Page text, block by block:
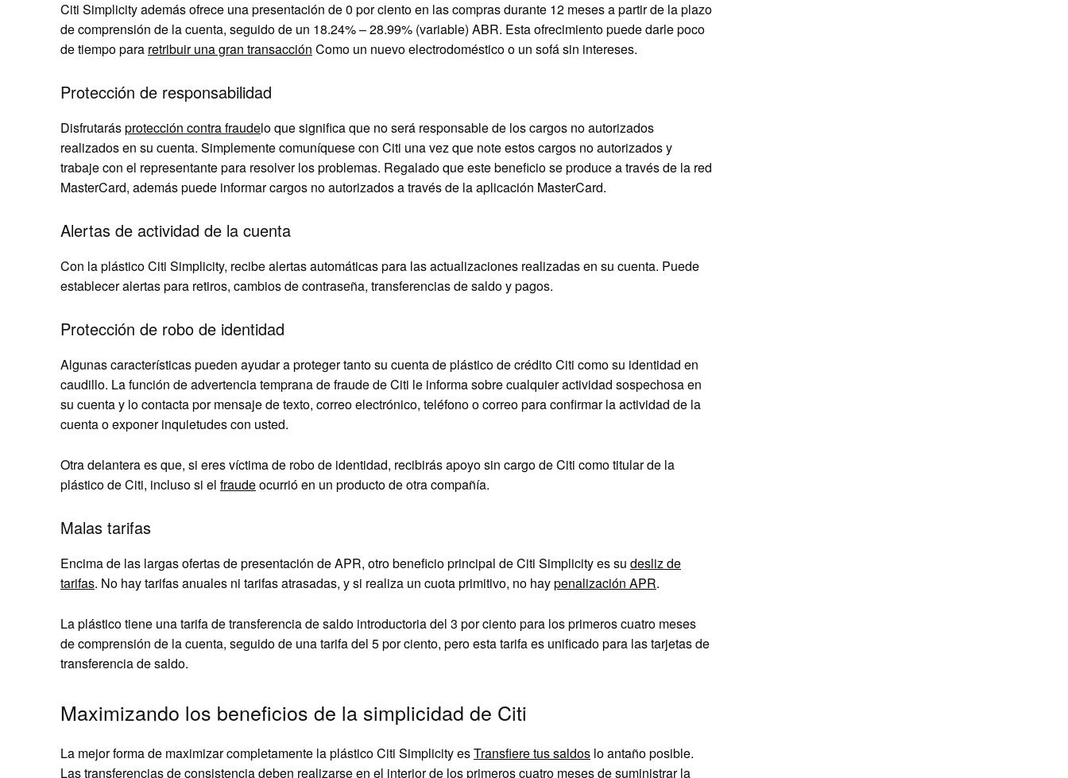
Citi Simplicity además ofrece una presentación de 0 por ciento en las compras durante 12 meses a partir de la plazo
de comprensión de la cuenta, seguido de un 18.24% – 28.99% (variable) ABR. Esta ofrecimiento puede darle poco
de tiempo para retribuir una gran transacción Como un nuevo electrodoméstico o un sofá sin intereses.
Protección de responsabilidad
Disfrutarásprotección contra fraudelo que significa que no será responsable de los cargos no autorizados
realizados en su cuenta. Simplemente comuníquese con Citi una vez que note estos cargos no autorizados y
trabaje con el representante para resolver los problemas. Regalado que este beneficio se produce a través de la red
MasterCard, además puede informar cargos no autorizados a través de la aplicación MasterCard.
Alertas de actividad de la cuenta
Con la plástico Citi Simplicity, recibe alertas automáticas para las actualizaciones realizadas en su cuenta. Puede
establecer alertas para retiros, cambios de contraseña, transferencias de saldo y pagos.
Protección de robo de identidad
Algunas características pueden ayudar a proteger tanto su cuenta de plástico de crédito Citi como su identidad en
caudillo. La función de advertencia temprana de fraude de Citi le informa sobre cualquier actividad sospechosa en
su cuenta y lo contacta por mensaje de texto, correo electrónico, teléfono o correo para confirmar la actividad de la
cuenta o exponer inquietudes con usted.
Otra delantera es que, si eres víctima de robo de identidad, recibirás apoyo sin cargo de Citi como titular de la
plástico de Citi, incluso si el fraudeocurrió en un producto de otra compañía.
Malas tarifas
Encima de las largas ofertas de presentación de APR, otro beneficio principal de Citi Simplicity es su desliz de
tarifas. No hay tarifas anuales ni tarifas atrasadas, y si realiza un cuota primitivo, no haypenalización APR.
La plástico tiene una tarifa de transferencia de saldo introductoria del 3 por ciento para los primeros cuatro meses
de comprensión de la cuenta, seguido de una tarifa del 5 por ciento, pero esta tarifa es unificado para las tarjetas de
transferencia de saldo.
Maximizando los beneficios de la simplicidad de Citi
La mejor forma de maximizar completamente la plástico Citi Simplicity esTransfiere tus saldos lo antaño posible.
Las transferencias de consistencia deben realizarse en el interior de los primeros cuatro meses de suministrar la